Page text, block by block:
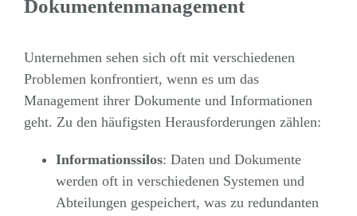
Dokumentenmanagement
Unternehmen sehen sich oft mit verschiedenen
Problemen konfrontiert, wenn es um das
Management ihrer Dokumente und Informationen
geht. Zu den häufigsten Herausforderungen zählen:
Informationssilos: Daten und Dokumente
werden oft in verschiedenen Systemen und
Abteilungen gespeichert, was zu redundanten